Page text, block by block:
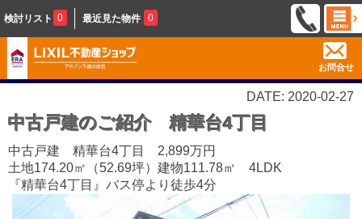
検討リスト 0 最近見た物件 0
お問合せ
DATE: 2020-02-27
中古戸建のご紹介 精華台4丁目
中古戸建 精華台4丁目 2,899万円
土地174.20㎡（52.69坪）建物111.78㎡ 4LDK
『精華台4丁目』バス停より徒歩4分